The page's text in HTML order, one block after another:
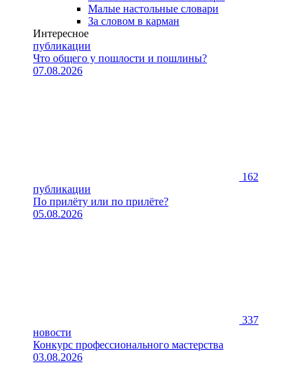
Малые настольные словари
За словом в карман
Интересное
публикации
Что общего у пошлости и пошлины?
07.08.2026
162
публикации
По прилёту или по прилёте?
05.08.2026
337
новости
Конкурс профессионального мастерства
03.08.2026